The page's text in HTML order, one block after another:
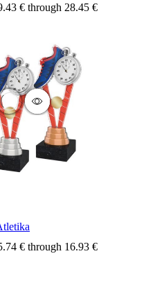
€ through 28.45 €
€ through 16.93 €